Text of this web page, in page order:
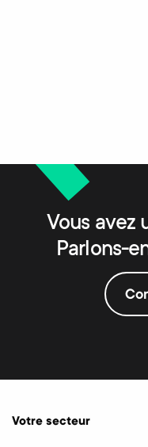
Vous avez
Parlons-
Votre secteur